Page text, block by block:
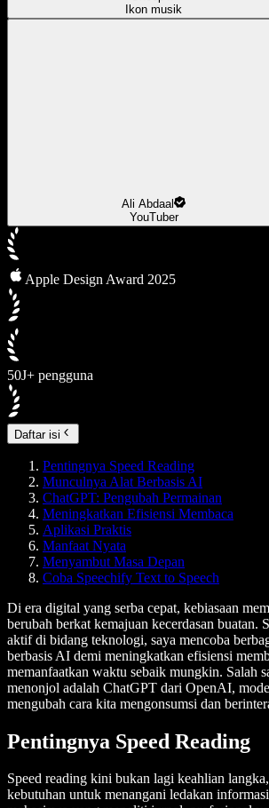
Ikon musik
Ali Abdaal
YouTuber
Apple Design Award 2025
50J+ pengguna
Daftar isi
Pentingnya Speed Reading
Munculnya Alat Berbasis AI
ChatGPT: Pengubah Permainan
Meningkatkan Efisiensi Membaca
Aplikasi Praktis
Manfaat Nyata
Menyambut Masa Depan
Coba Speechify Text to Speech
Di era digital yang serba cepat, kebiasaan
berubah berkat kemajuan kecerdasan buatan.
aktif di bidang teknologi, saya mencoba
berbasis AI demi meningkatkan efisiensi
memanfaatkan waktu sebaik mungkin. Salah
menonjol adalah ChatGPT dari OpenAI,
mengubah cara kita mengonsumsi dan
Pentingnya Speed Reading
Speed reading kini bukan lagi keahlian
kebutuhan untuk menangani ledakan